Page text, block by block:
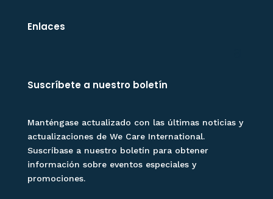
Enlaces
Suscríbete a nuestro boletín
Manténgase actualizado con las últimas noticias y
actualizaciones de We Care International.
Suscríbase a nuestro boletín para obtener
información sobre eventos especiales y
promociones.